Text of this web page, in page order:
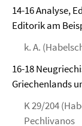
14-16 Analyse,
Editorik am
k. A.
16-18
Griechenlands
K 29/204
Pechlivanos